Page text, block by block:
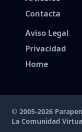
Contacta
Aviso Legal
Privacidad
Home
© 2005-2026
La Comunidad